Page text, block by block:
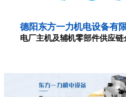
德阳东方一力机电设备有
电厂主机及辅机零部件供应链